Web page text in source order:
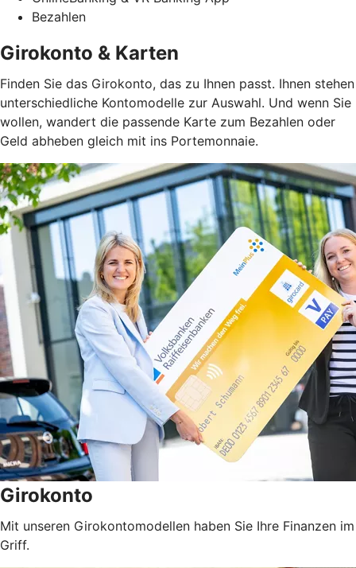
Bezahlen
Girokonto & Karten
Finden Sie das Girokonto, das zu Ihnen passt. Ihnen stehen
unterschiedliche Kontomodelle zur Auswahl. Und wenn Sie
wollen, wandert die passende Karte zum Bezahlen oder
Geld abheben gleich mit ins Portemonnaie.
Girokonto
Mit unseren Girokontomodellen haben Sie Ihre Finanzen im
Griff.